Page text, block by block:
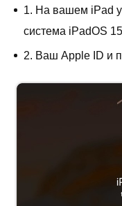
1. На вашем iPad
система iPadOS
2. Ваш Apple ID и